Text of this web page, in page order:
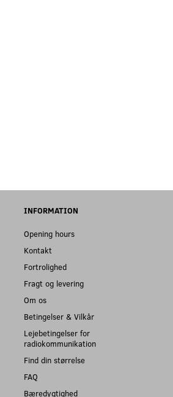
INFORMATION
Opening hours
Kontakt
Fortrolighed
Fragt og levering
Om os
Betingelser & Vilkår
Lejebetingelser for
radiokommunikation
Find din størrelse
FAQ
Bæredygtighed